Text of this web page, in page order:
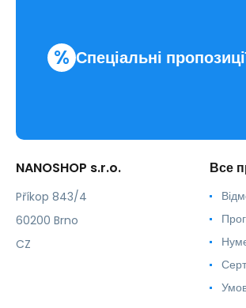
% Спеціальні
NANOSHOP s.r.o.
Příkop 843/4
60200 Brno
CZ
Все